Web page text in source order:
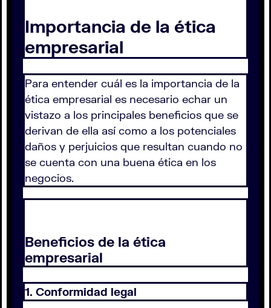
Importancia de la ética
empresarial
Para entender cuál es la importancia de la
ética empresarial es necesario echar un
vistazo a los principales beneficios que se
derivan de ella así como a los potenciales
daños y perjuicios que resultan cuando no
se cuenta con una buena ética en los
negocios.
Beneficios de la ética
empresarial
1. Conformidad legal